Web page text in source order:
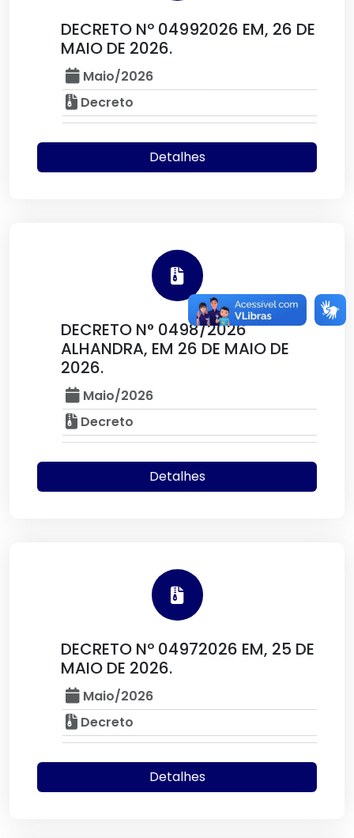
DECRETO Nº 04992026 EM, 26 DE
MAIO DE 2026.
Maio/2026
Decreto
Detalhes
DECRETO N° 0498/2026
ALHANDRA, EM 26 DE MAIO DE
2026.
Maio/2026
Decreto
Detalhes
DECRETO Nº 04972026 EM, 25 DE
MAIO DE 2026.
Maio/2026
Decreto
Detalhes